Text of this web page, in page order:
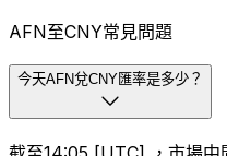
AFN至CNY常見問題
今天AFN兌CNY匯率是多少？